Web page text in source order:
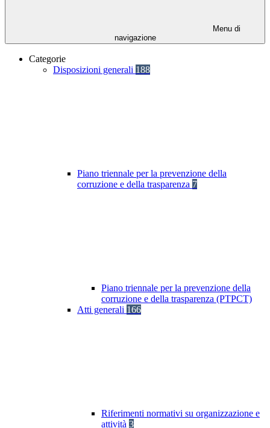
Menu di
navigazione
Categorie
Disposizioni generali 188
Piano triennale per la prevenzione della
corruzione e della trasparenza 7
Piano triennale per la prevenzione della
corruzione e della trasparenza (PTPCT)
Atti generali 166
Riferimenti normativi su organizzazione e
attività 3